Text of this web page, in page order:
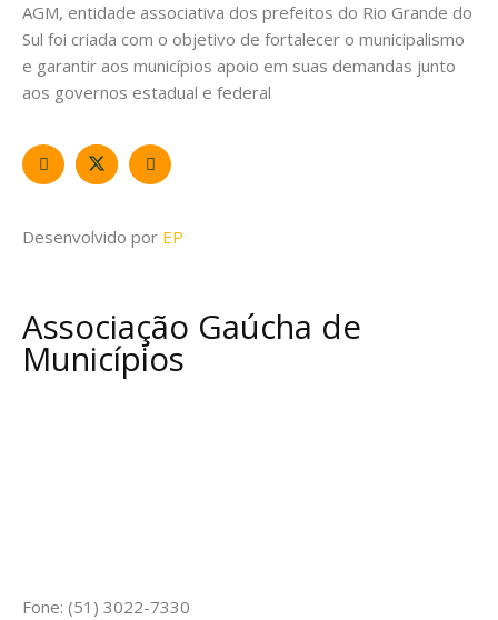
AGM, entidade associativa dos prefeitos do Rio Grande do
Sul foi criada com o objetivo de fortalecer o municipalismo
e garantir aos municípios apoio em suas demandas junto
aos governos estadual e federal
Desenvolvido por EP
Associação Gaúcha de
Municípios
Fone: (51) 3022-7330